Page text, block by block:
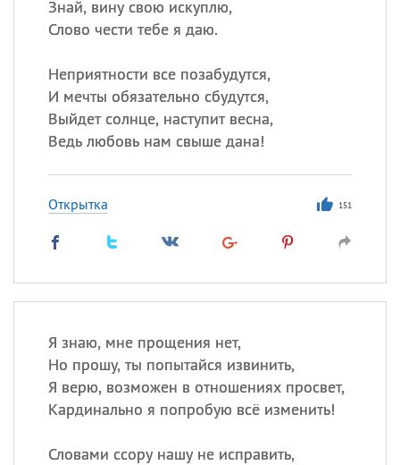
Знай, вину свою искуплю,
Слово чести тебе я даю.
Неприятности все позабудутся,
И мечты обязательно сбудутся,
Выйдет солнце, наступит весна,
Ведь любовь нам свыше дана!
Открытка 151
Я знаю, мне прощения нет,
Но прошу, ты попытайся извинить,
Я верю, возможен в отношениях просвет,
Кардинально я попробую всё изменить!
Словами ссору нашу не исправить,